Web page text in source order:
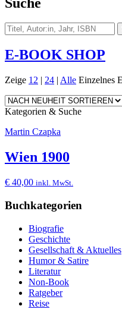
E-BOOK SHOP
Zeige 12 | 24 | Alle Einzelnes
Kategorien & Suche
Martin Czapka
Wien 1900
€ 40,00 inkl. MwSt.
Buchkategorien
Biografie
Geschichte
Gesellschaft & Aktuelles
Humor & Satire
Literatur
Non-Book
Ratgeber
Reise